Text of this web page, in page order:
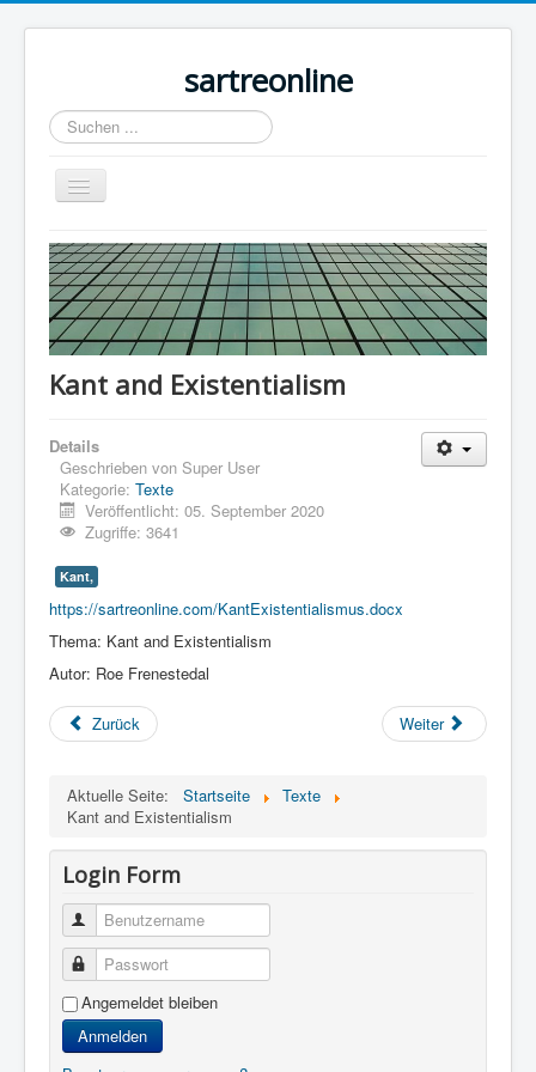
sartreonline
Suchen
...
Navigation
an/aus
Home
Texte
Videos
Rezensionen
Kontakt
Impressum
Kant and Existentialism
Details
Geschrieben von Super User
Kategorie: Texte
Veröffentlicht: 05. September 2020
Zugriffe: 3641
Kant,
https://sartreonline.com/KantExistentialismus.docx
Thema: Kant and Existentialism
Autor: Roe Frenestedal
Zurück Weiter
Aktuelle Seite: Startseite
Texte
Kant and Existentialism
Login Form
Benutzername
Passwort
Angemeldet bleiben
Anmelden